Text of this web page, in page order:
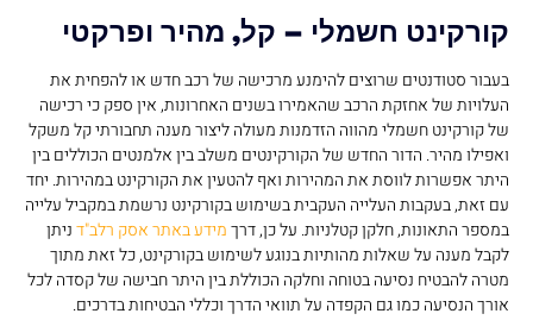
קורקינט חשמלי – קל, מהיר ופרקטי
בעבור סטודנטים שרוצים להימנע מרכישה של רכב חדש או להפחית את
העלויות של אחזקת הרכב שהאמירו בשנים האחרונות, אין ספק כי רכישה
של קורקינט חשמלי מהווה הזדמנות מעולה ליצור מענה תחבורתי קל משקל
ואפילו מהיר. הדור החדש של הקורקינטים משלב בין אלמנטים הכוללים בין
היתר אפשרות לווסת את המהירות ואף להטעין את הקורקינט במהירות. יחד
עם זאת, בעקבות העלייה העקבית בשימוש בקורקינט נרשמת במקביל עלייה
במספר התאונות, חלקן קטלניות. על כן, דרךמידע באתר אסק רלב"דניתן
לקבל מענה על שאלות מהותיות בנוגע לשימוש בקורקינט, כל זאת מתוך
מטרה להבטיח נסיעה בטוחה וחלקה הכוללת בין היתר חבישה של קסדה לכל
אורך הנסיעה כמו גם הקפדה על תוואי הדרך וכללי הבטיחות בדרכים.